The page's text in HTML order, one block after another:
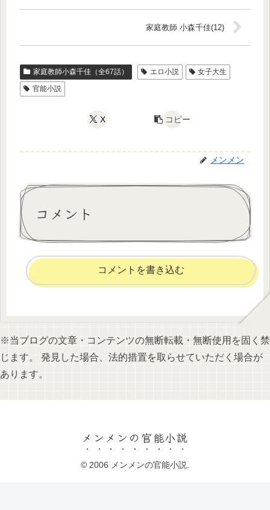
家庭教師 小森千佳(12)
家庭教師小森千佳（全67話） エロ小説
女子大生
官能小説
X コピー
メンメン
コメント
コメントを書き込む
※当ブログの文章・コンテンツの無断転載・無断使用を固く禁
じます。 発見した場合、法的措置を取らせていただく場合が
あります。
メンメンの官能小説
© 2006 メンメンの官能小説.